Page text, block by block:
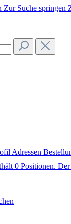
Zur Suche springen
Adressen
0 Positionen.